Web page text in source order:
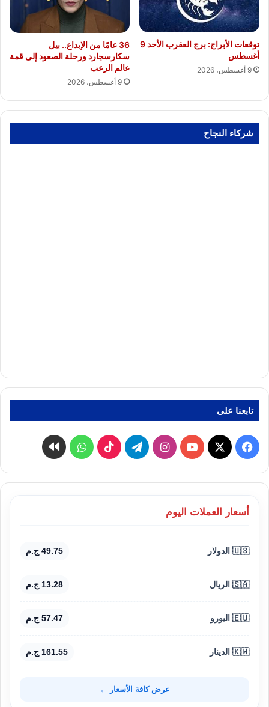
توقعات الأبراج: برج العقرب الأحد 9
أغسطس
9 أغسطس، 2026
36 عامًا من الإبداع.. بيل
سكارسجارد ورحلة الصعود إلى قمة
عالم الرعب
9 أغسطس، 2026
شركاء النجاح
تابعنا على
فيسبوك
‫X
‫YouTubeانستقرامتيلقرام ‫TikTokواتسابكواى
أسعار العملات اليوم
🇺🇸 الدولار 49.75 ج.م
🇸🇦 الريال 13.28 ج.م
🇪🇺 اليورو 57.47 ج.م
🇰🇼 الدينار 161.55 ج.م
عرض كافة الأسعار ←